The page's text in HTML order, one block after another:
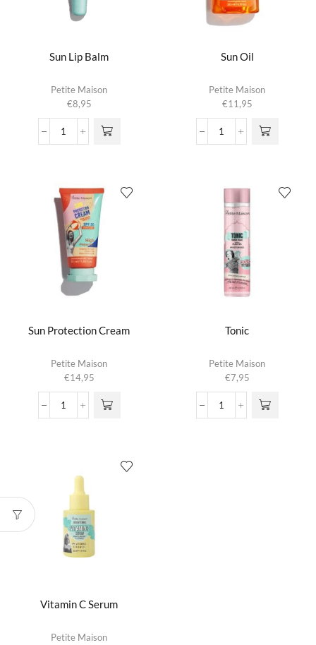
Sun Lip Balm
Petite Maison
€8,95
Sun
Sun Oil
Petite Maison
€11,95
Sun
Sun Protection Cream
Petite Maison
€14,95
Sun
Tonic
Petite Maison
€7,95
Tonic
Vitamin C Serum
Petite Maison